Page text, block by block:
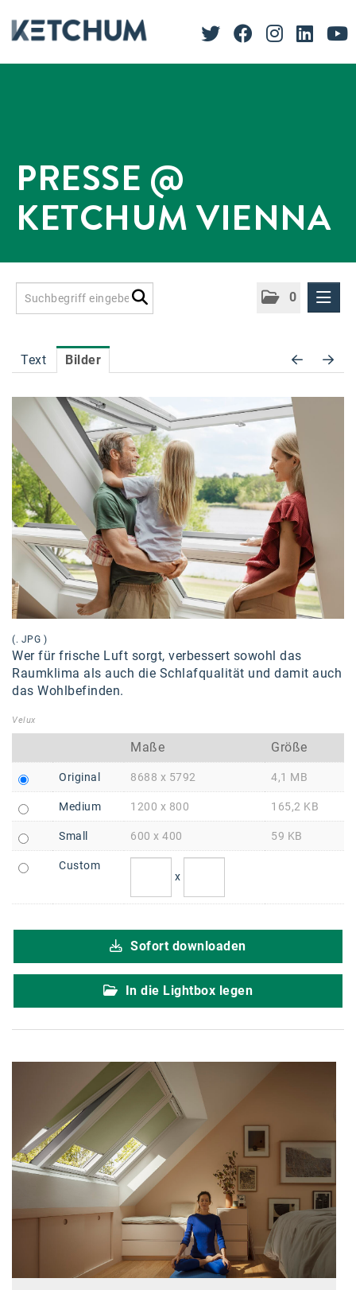
PRESSE @
KETCHUM VIENNA
0
Accessiway
Accor
ALC
Anadi Bank
Arthur D. Little
Bake the Shape
BBDO Wien
bellaflora
Be.See.
BISON
Brandl Talos
Braun
Bundesdenkmalamt
Calle Libre
DDB Wien
Enkeltaugliches Österreich
Gillette
Gillette Venus
GrECo
Helvetia Österreich
Ketchum GmbH
Kinderwunschzentrum
Kostenwahrheit
Kyndryl
Mastercard
Text Bilder
(. JPG )
Wer für frische Luft sorgt, verbessert sowohl das
Raumklima als auch die Schlafqualität und damit auch
das Wohlbefinden.
Velux
Maße Größe
Original 8688 x 5792 4,1 MB
Medium 1200 x 800 165,2 KB
Small 600 x 400 59 KB
Custom
x
Sofort downloaden
In die Lightbox legen